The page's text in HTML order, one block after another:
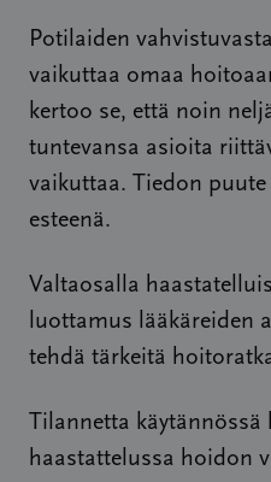
Potilaiden
vaikuttaa omaa
kertoo se, että noin
tuntevansa asioita
vaikuttaa. Tiedon
esteenä.
Valtaosalla
luottamus lääkäreiden
tehdä tärkeitä
Tilannetta käytännössä
haastattelussa hoidon